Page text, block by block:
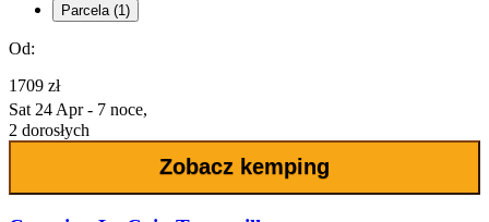
Parcela (1)
Od:
1709 zł
Sat 24 Apr - 7 noce,
2 dorosłych
Zobacz kemping